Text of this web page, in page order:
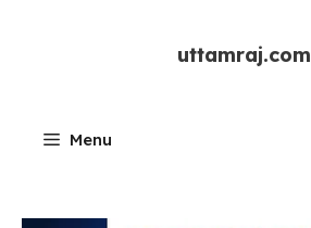
uttamraj.com
Menu